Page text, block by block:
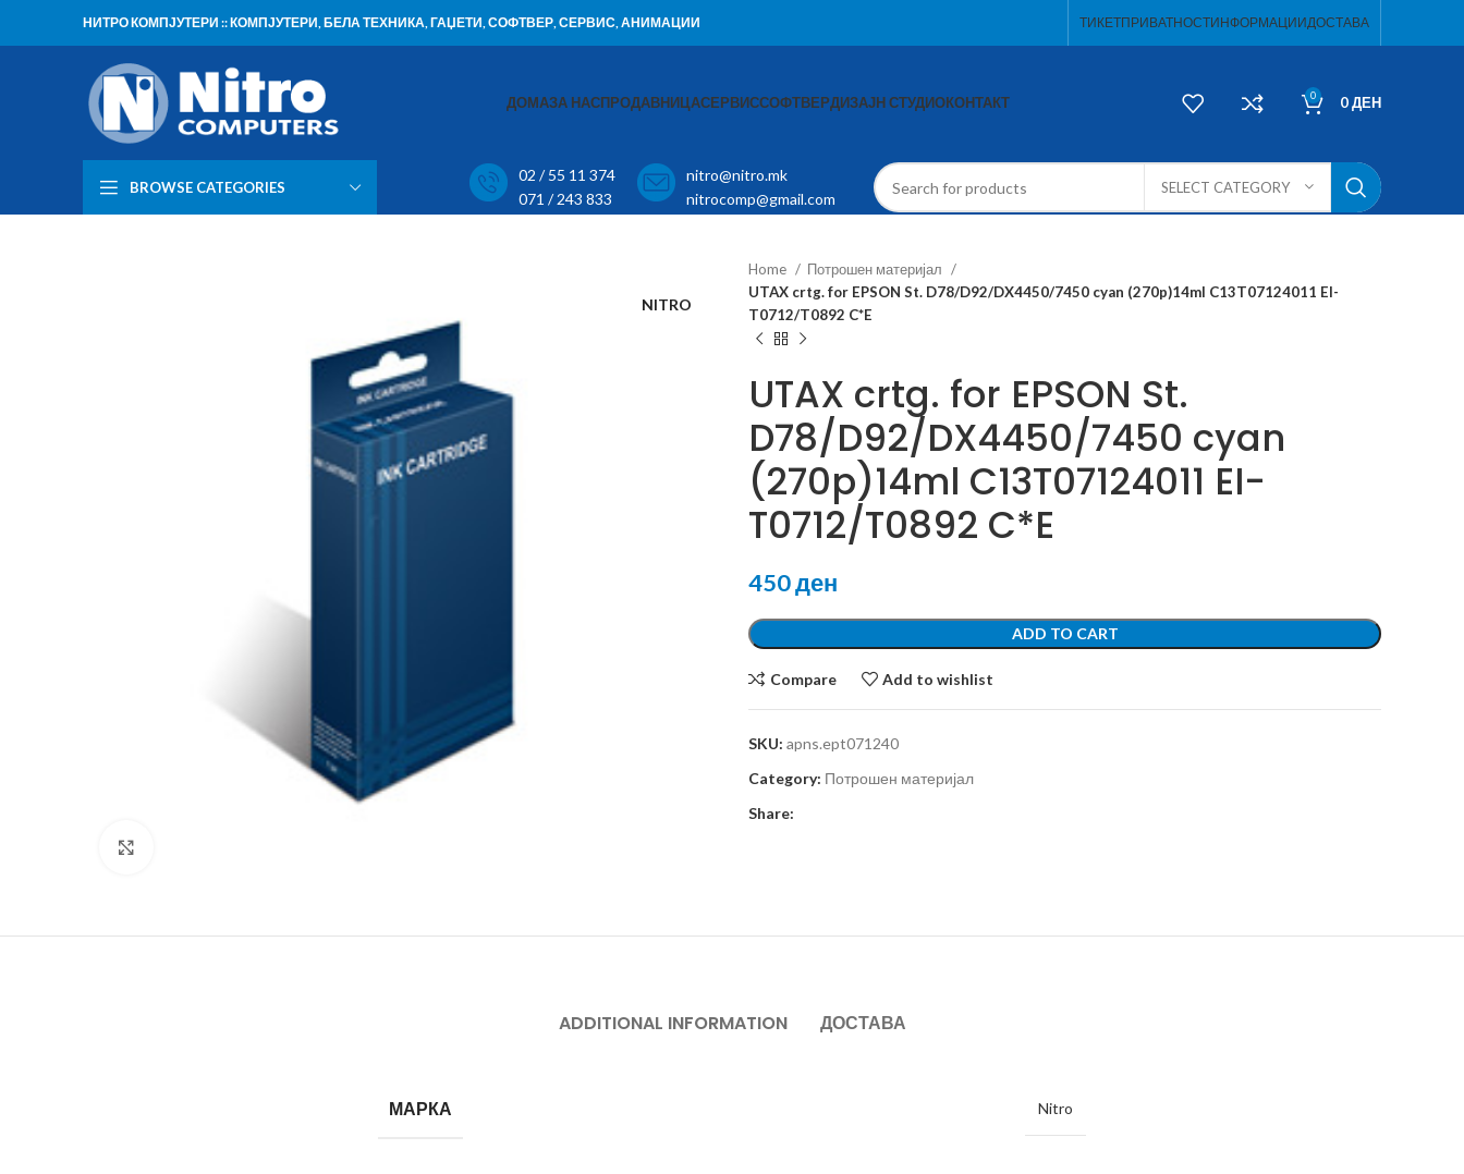
НИТРО КОМПЈУТЕРИ :: КОМПЈУТЕРИ, БЕЛА ТЕХНИКА, ГАЏЕТИ, СОФТВЕР, СЕРВИС, АНИМАЦИИ ТИКЕТПРИВАТНОСТИНФОРМАЦИИДОСТАВА
ДОМАЗА НАСПРОДАВНИЦАСЕРВИССОФТВЕРДИЗАЈН СТУДИОКОНТАКТ 0 0ДЕН
BROWSE CATEGORIES
02 / 55 11 374
071 / 243 833
nitro@nitro.mk
nitrocomp@gmail.com
SELECT CATEGORY
NITRO
Home
Потрошен материјал
UTAX crtg. for EPSON St. D78/D92/DX4450/7450 cyan (270p)14ml C13T07124011 EI-
T0712/T0892 C*E
UTAX crtg. for EPSON St.
D78/D92/DX4450/7450 cyan
(270p)14ml C13T07124011 EI-
T0712/T0892 C*E
450ден
ADD TO CART
Compare Add to wishlist
SKU: apns.ept071240
Category: Потрошен материјал
Share:
ADDITIONAL INFORMATION ДОСТАВА
МАРКА Nitro